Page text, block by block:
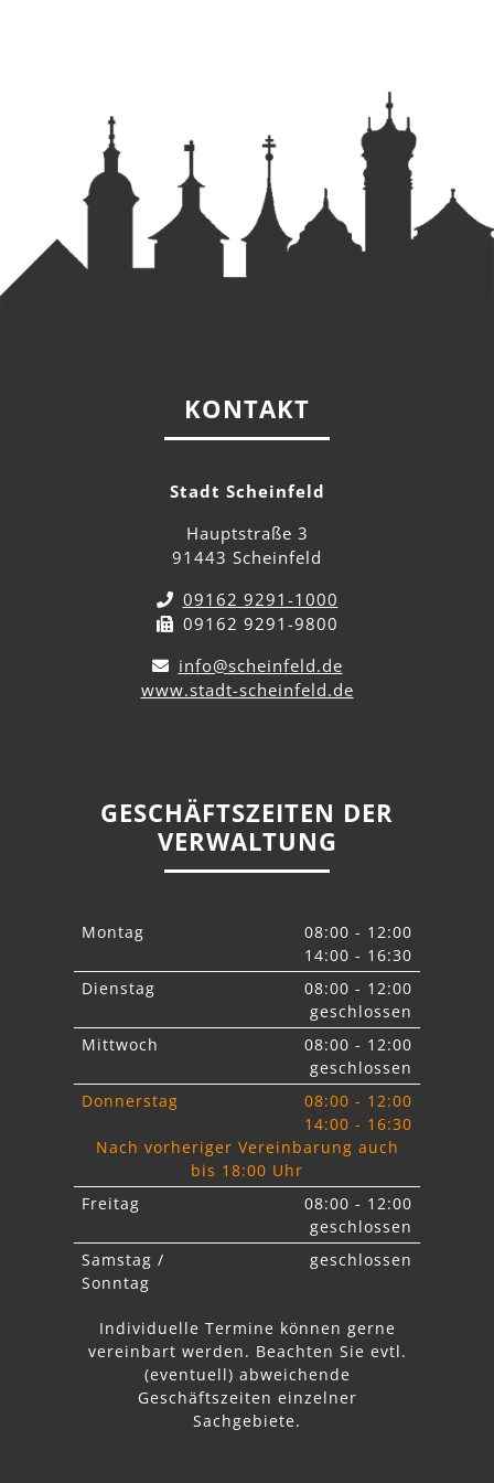
KONTAKT
Stadt Scheinfeld
Hauptstraße 3
91443 Scheinfeld
09162 9291-1000
09162 9291-9800
info@scheinfeld.de
www.stadt-scheinfeld.de
GESCHÄFTSZEITEN DER
VERWALTUNG
Montag
08:00 - 12:00
14:00 - 16:30
Dienstag
08:00 - 12:00
geschlossen
Mittwoch
08:00 - 12:00
geschlossen
Donnerstag
08:00 - 12:00
14:00 - 16:30
Nach vorheriger Vereinbarung auch
bis 18:00 Uhr
Freitag
08:00 - 12:00
geschlossen
Samstag /
Sonntag
geschlossen
Individuelle Termine können gerne
vereinbart werden. Beachten Sie evtl.
abweichende
Geschäftszeiten einzelner
Sachgebiete.